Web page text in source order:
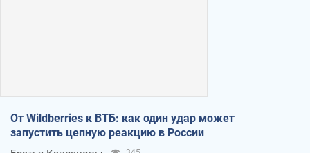
От Wildberries к ВТБ: как один удар может
запустить цепную реакцию в России